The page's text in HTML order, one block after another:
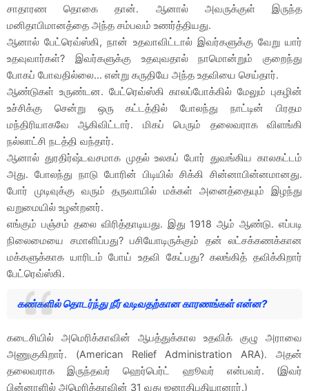
சாதாரண தொகை தான். ஆனால் அவருக்குள் இருந்த
மனிதாபிமானத்தை அந்த சம்பவம் உணர்த்தியது.
ஆனால் பேட்ரெவ்ஸ்கி, நான் உதவாவிட்டால் இவர்களுக்கு வேறு யார்
உதவுவார்கள்? இவர்களுக்கு உதவுவதால் நாமொன்றும் குறைந்து
போகப் போவதில்லை… என்று கருதியே அந்த உதவியை செய்தார்.
ஆண்டுகள் உருண்டன. பேட்ரெவ்ஸ்கி காலப்போக்கில் மேலும் புகழின்
உச்சிக்கு சென்று ஒரு கட்டத்தில் போலந்து நாட்டின் பிரதம
மந்திரியாகவே ஆகிவிட்டார். மிகப் பெரும் தலைவராக விளங்கி
நல்லாட்சி நடத்தி வந்தார்.
ஆனால் துரதிர்ஷ்டவசமாக முதல் உலகப் போர் துவங்கிய காலகட்டம்
அது. போலந்து நாடு போரின் பிடியில் சிக்கி சின்னாபின்னமானது.
போர் முடிவுக்கு வரும் தருவாயில் மக்கள் அனைத்தையும் இழந்து
வறுமையில் உழன்றனர்.
எங்கும் பஞ்சம் தலை விரித்தாடியது. இது 1918 ஆம் ஆண்டு. எப்படி
நிலைமையை சமாளிப்பது? பசியோடிருக்கும் தன் லட்சக்கணக்கான
மக்களுக்காக யாரிடம் போய் உதவி கேட்பது? கலங்கித் தவிக்கிறார்
பேட்ரெவ்ஸ்கி.
கண்களில் தொடர்ந்து நீர் வடிவதற்கான காரணங்கள் என்ன?
கடைசியில் அமெரிக்காவின் ஆபத்துக்கால உதவிக் குழு அராவை
அணுகுகிறார். (American Relief Administration ARA). அதன்
தலைவராக இருந்தவர் ஹெர்பெர்ட் ஹூவர் என்பவர். (இவர்
பின்னாளில் அமெரிக்காவின் 31 வது ஜனாதிபதியானார்.)